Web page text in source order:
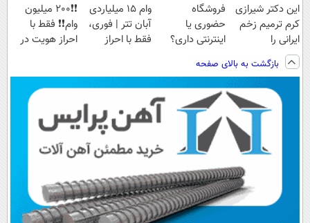
این دکتر شیرازی
کرم ترمیم زخم
ایرانی را
ساخت!!!
فروشگاه
حضوری یا
اینترنتی داری؟
خدماتت رو
بفروش
وام 15 میلیاردی
آبان تتر | فوری،
فقط با احراز
❗❗200 میلیون
وام❗❗ فقط با
احراز هویت در
بازگشت به بالای صفحه